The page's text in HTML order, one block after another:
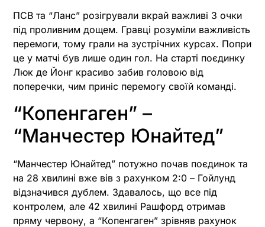
ПСВ та “Ланс” розігрували вкрай важливі 3 очки
під проливним дощем. Гравці розуміли важливість
перемоги, тому грали на зустрічних курсах. Попри
це у матчі був лише один гол. На старті поєдинку
Люк де Йонг красиво забив головою від
поперечки, чим приніс перемогу своїй команді.
“Копенгаген” –
“Манчестер Юнайтед”
“Манчестер Юнайтед” потужно почав поєдинок та
на 28 хвилині вже вів з рахунком 2:0 – Гойлунд
відзначився дублем. Здавалось, що все під
контролем, але 42 хвилині Рашфорд отримав
пряму червону, а “Копенгаген” зрівняв рахунок